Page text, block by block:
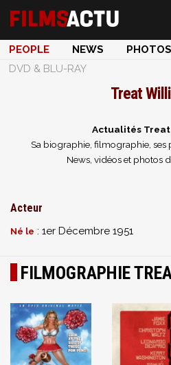
PEOPLE NEWS PHOTOS
DVD & BLU-RAY
Treat
Actualités
Sa biographie, filmographie, ses
News, vidéos et photos
Acteur
Né le : 1er Décembre 1951
FILMOGRAPHIE